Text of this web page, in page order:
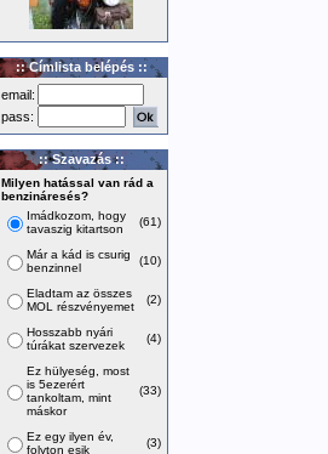
:: Címlista belépés ::
email:
pass:
:: Szavazás ::
Milyen hatással van rád a
benzináresés?
Imádkozom, hogy
tavaszig kitartson
(61)
Már a kád is csurig
benzinnel
(10)
Eladtam az összes
MOL részvényemet
(2)
Hosszabb nyári
túrákat szervezek
(4)
Ez hülyeség, most
is 5ezerért
tankoltam, mint
máskor
(33)
Ez egy ilyen év,
folyton esik
(3)